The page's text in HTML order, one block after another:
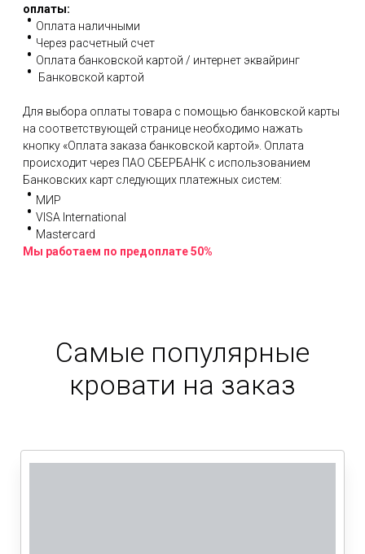
оплаты:
Оплата наличными
Через расчетный счет
Оплата банковской картой / интернет эквайринг
Банковской картой
Для выбора оплаты товара с помощью банковской карты
на соответствующей странице необходимо нажать
кнопку «Оплата заказа банковской картой». Оплата
происходит через ПАО СБЕРБАНК с использованием
Банковских карт следующих платежных систем:
МИР
VISA International
Mastercard
Мы работаем по предоплате 50%
Самые популярные
кровати на заказ